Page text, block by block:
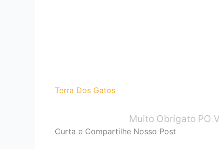
Terra Dos Gatos
Muito Obrigato PO
Curta e Compartilhe Nosso Post